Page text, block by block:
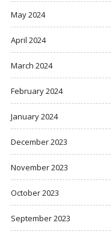
May 2024
April 2024
March 2024
February 2024
January 2024
December 2023
November 2023
October 2023
September 2023